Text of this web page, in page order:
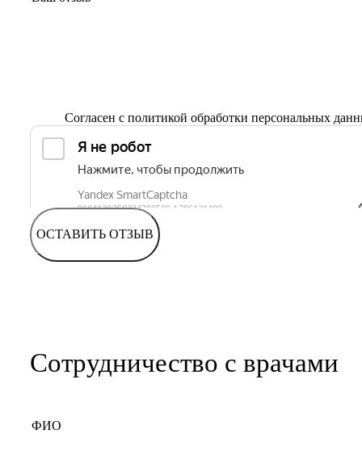
Согласен с политикой обработки персональных
ОСТАВИТЬ ОТЗЫВ
Сотрудничество с врачами